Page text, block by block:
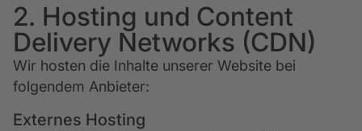
2. Hosting und Content
Delivery Networks (CDN)
Wir hosten die Inhalte unserer Website bei
folgendem Anbieter:
Externes Hosting